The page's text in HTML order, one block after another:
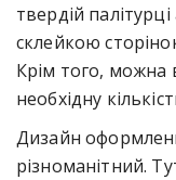
твердій
склейкою
Крім того, можна
необхідну
Дизайн
різноманітний.